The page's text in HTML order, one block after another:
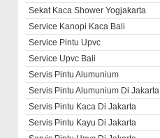
Sekat Kaca Shower Yogjakarta
Service Kanopi Kaca Bali
Service Pintu Upvc
Service Upvc Bali
Servis Pintu Alumunium
Servis Pintu Alumunium Di Jakarta
Servis Pintu Kaca Di Jakarta
Servis Pintu Kayu Di Jakarta